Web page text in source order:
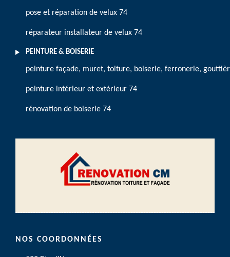
pose et réparation de velux 74
réparateur installateur de velux 74
PEINTURE & BOISERIE
peinture façade, muret, toiture, boiserie, ferronerie,
peinture intérieur et extérieur 74
rénovation de boiserie 74
NOS COORDONNÉES